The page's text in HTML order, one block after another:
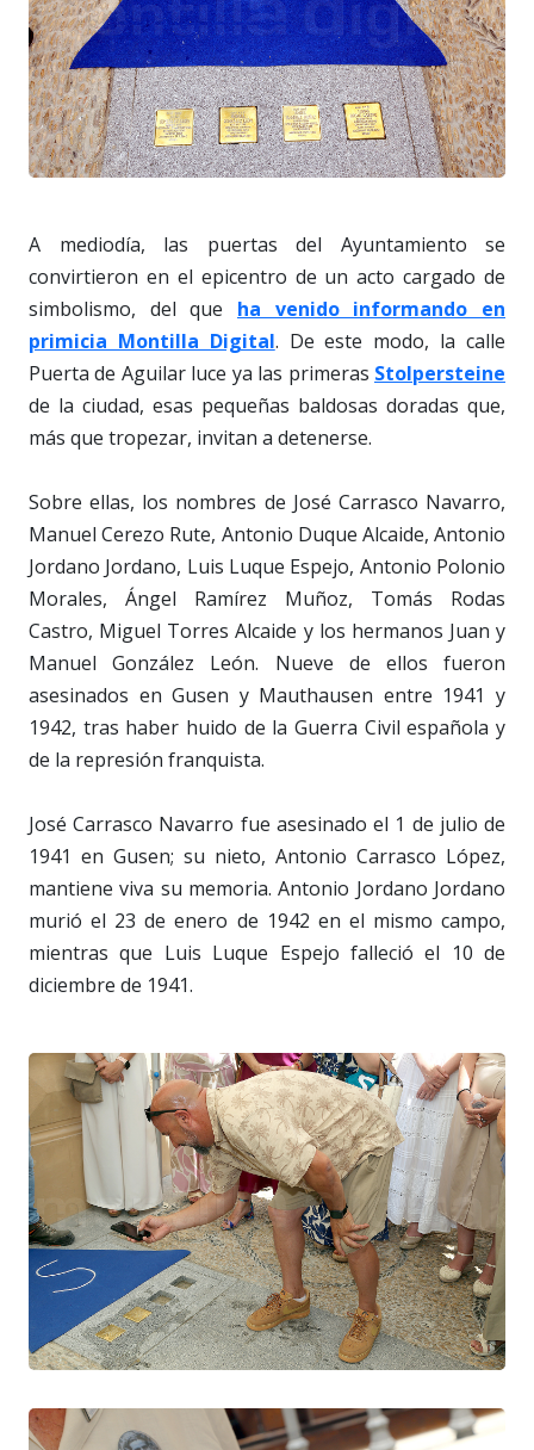
A mediodía, las puertas del Ayuntamiento se
convirtieron en el epicentro de un acto cargado de
simbolismo, del que ha venido informando en
primicia Montilla Digital. De este modo, la calle
Puerta de Aguilar luce ya las primeras Stolpersteine
de la ciudad, esas pequeñas baldosas doradas que,
más que tropezar, invitan a detenerse.
Sobre ellas, los nombres de José Carrasco Navarro,
Manuel Cerezo Rute, Antonio Duque Alcaide, Antonio
Jordano Jordano, Luis Luque Espejo, Antonio Polonio
Morales, Ángel Ramírez Muñoz, Tomás Rodas
Castro, Miguel Torres Alcaide y los hermanos Juan y
Manuel González León. Nueve de ellos fueron
asesinados en Gusen y Mauthausen entre 1941 y
1942, tras haber huido de la Guerra Civil española y
de la represión franquista.
José Carrasco Navarro fue asesinado el 1 de julio de
1941 en Gusen; su nieto, Antonio Carrasco López,
mantiene viva su memoria. Antonio Jordano Jordano
murió el 23 de enero de 1942 en el mismo campo,
mientras que Luis Luque Espejo falleció el 10 de
diciembre de 1941.